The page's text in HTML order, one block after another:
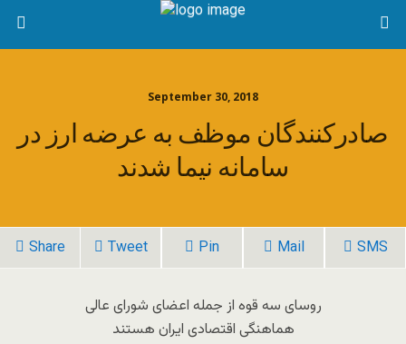
September 30, 2018
صادرکنندگان موظف به عرضه ارز در
سامانه نیما شدند
Share Tweet Pin Mail SMS
روسای سه قوه از جمله اعضای شورای عالی
هماهنگی اقتصادی ایران هستند